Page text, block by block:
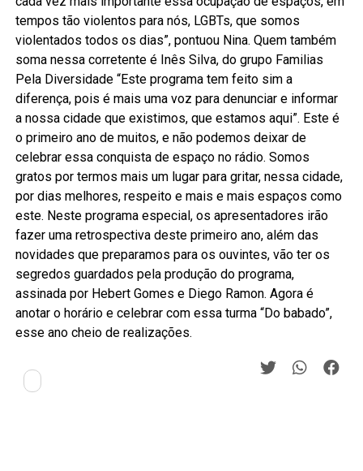
tempos tão violentos para nós, LGBTs, que somos
violentados todos os dias”, pontuou Nina. Quem também
soma nessa corretente é Inês Silva, do grupo Familias
Pela Diversidade “Este programa tem feito sim a
diferença, pois é mais uma voz para denunciar e informar
a nossa cidade que existimos, que estamos aqui”. Este é
o primeiro ano de muitos, e não podemos deixar de
celebrar essa conquista de espaço no rádio. Somos
gratos por termos mais um lugar para gritar, nessa cidade,
por dias melhores, respeito e mais e mais espaços como
este. Neste programa especial, os apresentadores irão
fazer uma retrospectiva deste primeiro ano, além das
novidades que preparamos para os ouvintes, vão ter os
segredos guardados pela produção do programa,
assinada por Hebert Gomes e Diego Ramon. Agora é
anotar o horário e celebrar com essa turma “Do babado”,
esse ano cheio de realizações.